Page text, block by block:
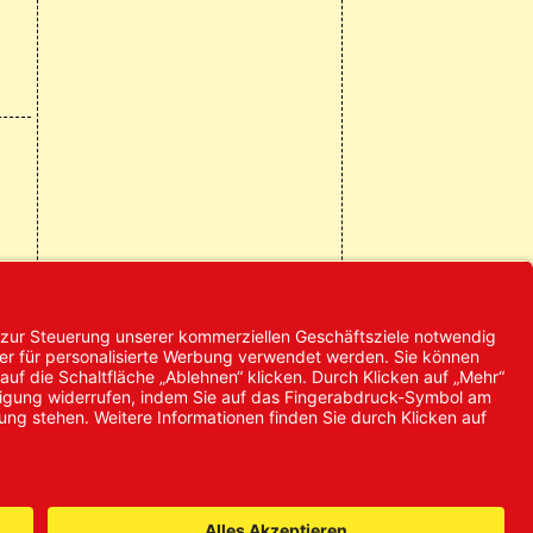
© 2024 Promed
Vertriebsgesellschaft mbH | Alle
Rechte vorbehalten
* Alle Preise zzgl. gesetzlicher